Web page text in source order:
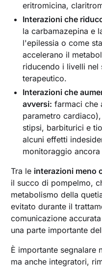
eritromicina,
Interazioni che
la carbamazepina e
l'epilessia o come
accelerano il
riducendo i livelli nel
terapeutico.
Interazioni che
avversi: farmaci che
parametro
stipsi, barbiturici e
alcuni effetti
monitoraggio
Tra le interazioni meno
il succo di pompelmo,
metabolismo della
evitato durante il
comunicazione
una parte importante
È importante segnalare
ma anche integratori,